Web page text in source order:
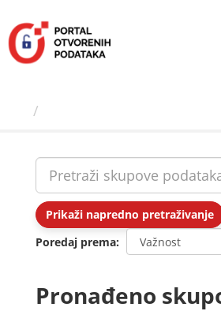
sadržaj
Prikaži napredno pretraživanje
Poredaj prema
Pronađeno